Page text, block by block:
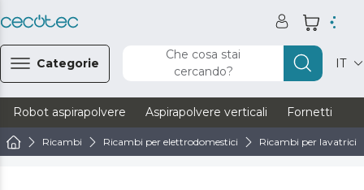
Categorie
Che cosa stai
cercando?
IT
Robot aspirapolvere Aspirapolvere verticali Fornetti
Ricambi Ricambi per elettrodomestici Ricambi per lavatrici